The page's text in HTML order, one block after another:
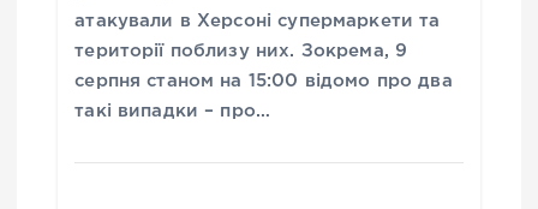
атакували в Херсоні супермаркети та
території поблизу них. Зокрема, 9
серпня станом на 15:00 відомо про два
такі випадки – про…